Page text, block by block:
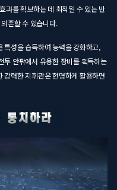
과를 확보하는 데 최적일 수 있는 반
존할 수 있습니다.
특성을 습득하여 능력을 강화하고,
투 안팎에서 유용한 장비를 획득하는
강력한 지휘관은 현명하게 활용하면